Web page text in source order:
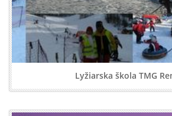
Lyžiarska škola TMG